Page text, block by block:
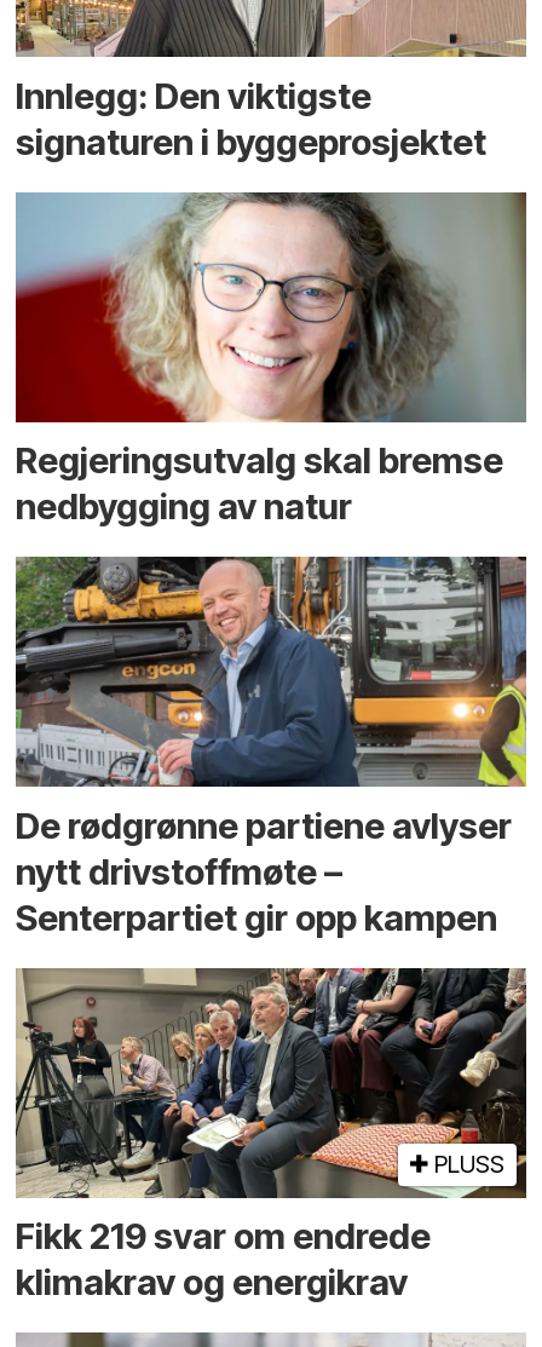
Innlegg: Den viktigste
signaturen i bygge­­prosjektet
Regjerings­utvalg skal bremse
ned­bygging av natur
De rødgrønne partiene avlyser
nytt drivstoffmøte –
Senterpartiet gir opp kampen
PLUSS
Fikk 219 svar om endrede
klimakrav og energikrav